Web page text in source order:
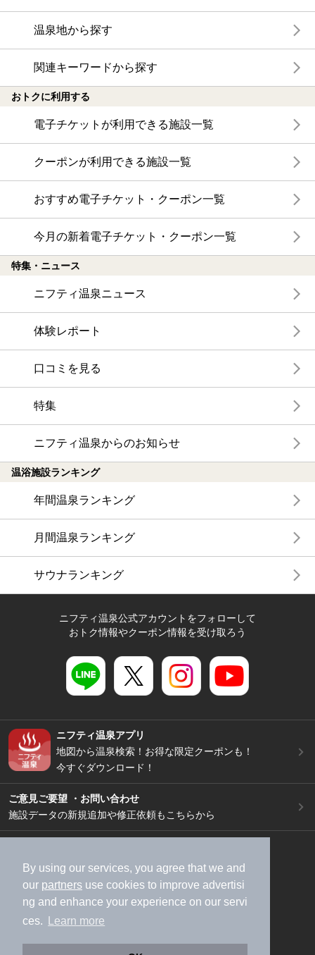
By using our services, you agree that we and
our partners use cookies to improve advertisi
ng and enhance your experience on our servi
ces.
Learn more
温泉地から探す
関連キーワードから探す
おトクに利用する
電子チケットが利用できる施設一覧
クーポンが利用できる施設一覧
おすすめ電子チケット・クーポン一覧
今月の新着電子チケット・クーポン一覧
特集・ニュース
ニフティ温泉ニュース
体験レポート
口コミを見る
特集
ニフティ温泉からのお知らせ
温浴施設ランキング
年間温泉ランキング
月間温泉ランキング
サウナランキング
ニフティ温泉公式アカウントをフォローして
おトク情報やクーポン情報を受け取ろう
ニフティ温泉アプリ
地図から温泉検索！お得な限定クーポンも！
今すぐダウンロード！
ご意見ご要望 ・お問い合わせ
施設データの新規追加や修正依頼もこちらから
加盟店募集（資料請求）
広告出稿のご案内
利用規約
ライフスタイルMEMBERS+規約
特定商取引法に基づく表記
ヘルプ
採用情報
運営会社